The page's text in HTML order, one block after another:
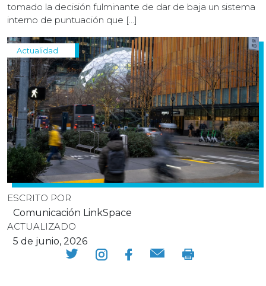
tomado la decisión fulminante de dar de baja un sistema
interno de puntuación que […]
Actualidad
ESCRITO POR
Comunicación LinkSpace
ACTUALIZADO
5 de junio, 2026